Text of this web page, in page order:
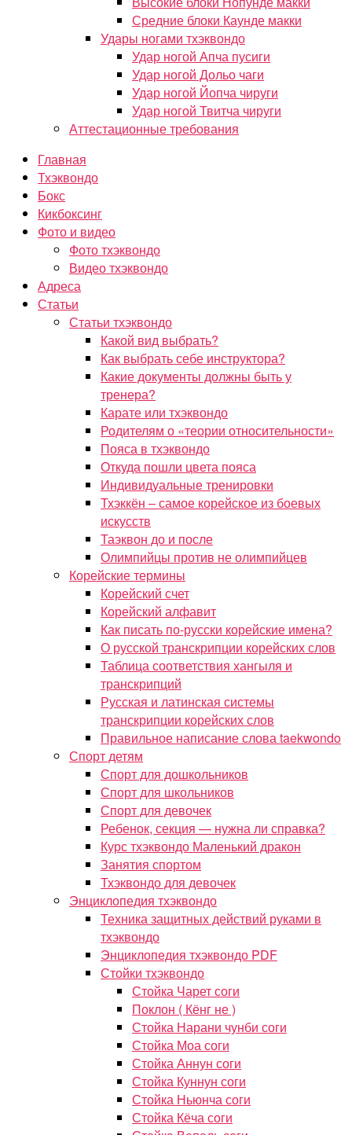
Средние блоки Каунде макки
Удары ногами тхэквондо
Удар ногой Апча пусиги
Удар ногой Дольо чаги
Удар ногой Йопча чируги
Удар ногой Твитча чируги
Аттестационные требования
Главная
Тхэквондо
Бокс
Кикбоксинг
Фото и видео
Фото тхэквондо
Видео тхэквондо
Адреса
Статьи
Статьи тхэквондо
Какой вид выбрать?
Как выбрать себе инструктора?
Какие документы должны быть у
тренера?
Карате или тхэквондо
Родителям о «теории относительности»
Пояса в тхэквондо
Откуда пошли цвета пояса
Индивидуальные тренировки
Тхэккён – самое корейское из боевых
искусств
Таэквон до и после
Олимпийцы против не олимпийцев
Корейские термины
Корейский счет
Корейский алфавит
Как писать по-русски корейские имена?
О русской транскрипции корейских слов
Таблица соответствия хангыля и
транскрипций
Русская и латинская системы
транскрипции корейских слов
Правильное написание слова taekwondo
Спорт детям
Спорт для дошкольников
Спорт для школьников
Спорт для девочек
Ребенок, секция — нужна ли справка?
Курс тхэквондо Маленький дракон
Занятия спортом
Тхэквондо для девочек
Энциклопедия тхэквондо
Техника защитных действий руками в
тхэквондо
Энциклопедия тхэквондо PDF
Стойки тхэквондо
Стойка Чарет соги
Поклон ( Кёнг не )
Стойка Нарани чунби соги
Стойка Моа соги
Стойка Аннун соги
Стойка Куннун соги
Стойка Ньюнча соги
Стойка Кёча соги